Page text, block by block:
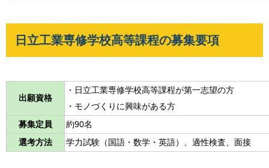
日立工業専修学校高等課程の募集要項
出願資格
・日立工業専修学校高等課程が第一志望の方
・モノづくりに興味がある方
募集定員
約90名
選考方法
学力試験（国語・数学・英語）、適性検査、面接